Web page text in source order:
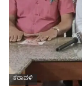
ಕರಾವಳಿ